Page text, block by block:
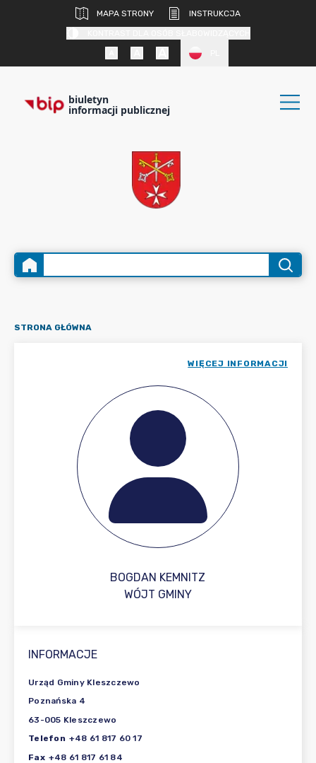
MAPA STRONY
INSTRUKCJA
biuletyn
informacji publicznej
STRONA GŁÓWNA
BOGDAN KEMNITZ
WIĘCEJ INFORMACJI
WÓJT GMINY
INFORMACJE
Urząd Gminy Kleszczewo
Poznańska 4
63-005 Kleszczewo
Telefon +48 61 817 60 17
Fax +48 61 817 61 84